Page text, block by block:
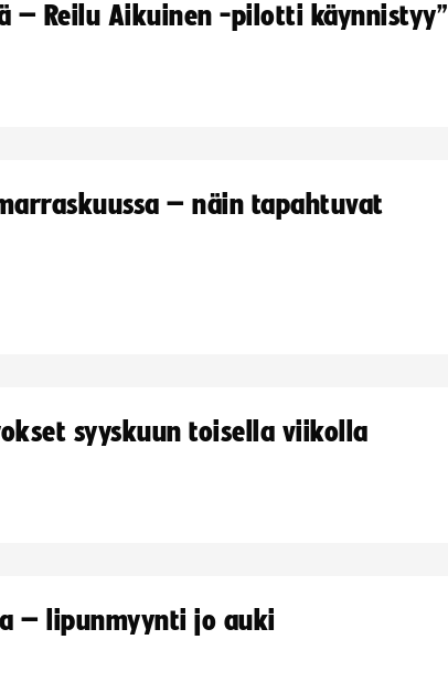
– Reilu Aikuinen -pilotti käynnistyy”
– näin tapahtuvat
syyskuun toisella viikolla
– lipunmyynti jo auki